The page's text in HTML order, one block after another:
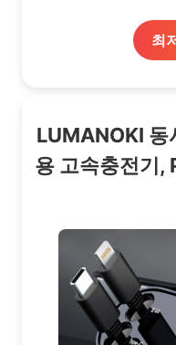
최
LUMANOKI 동
용 고속충전기